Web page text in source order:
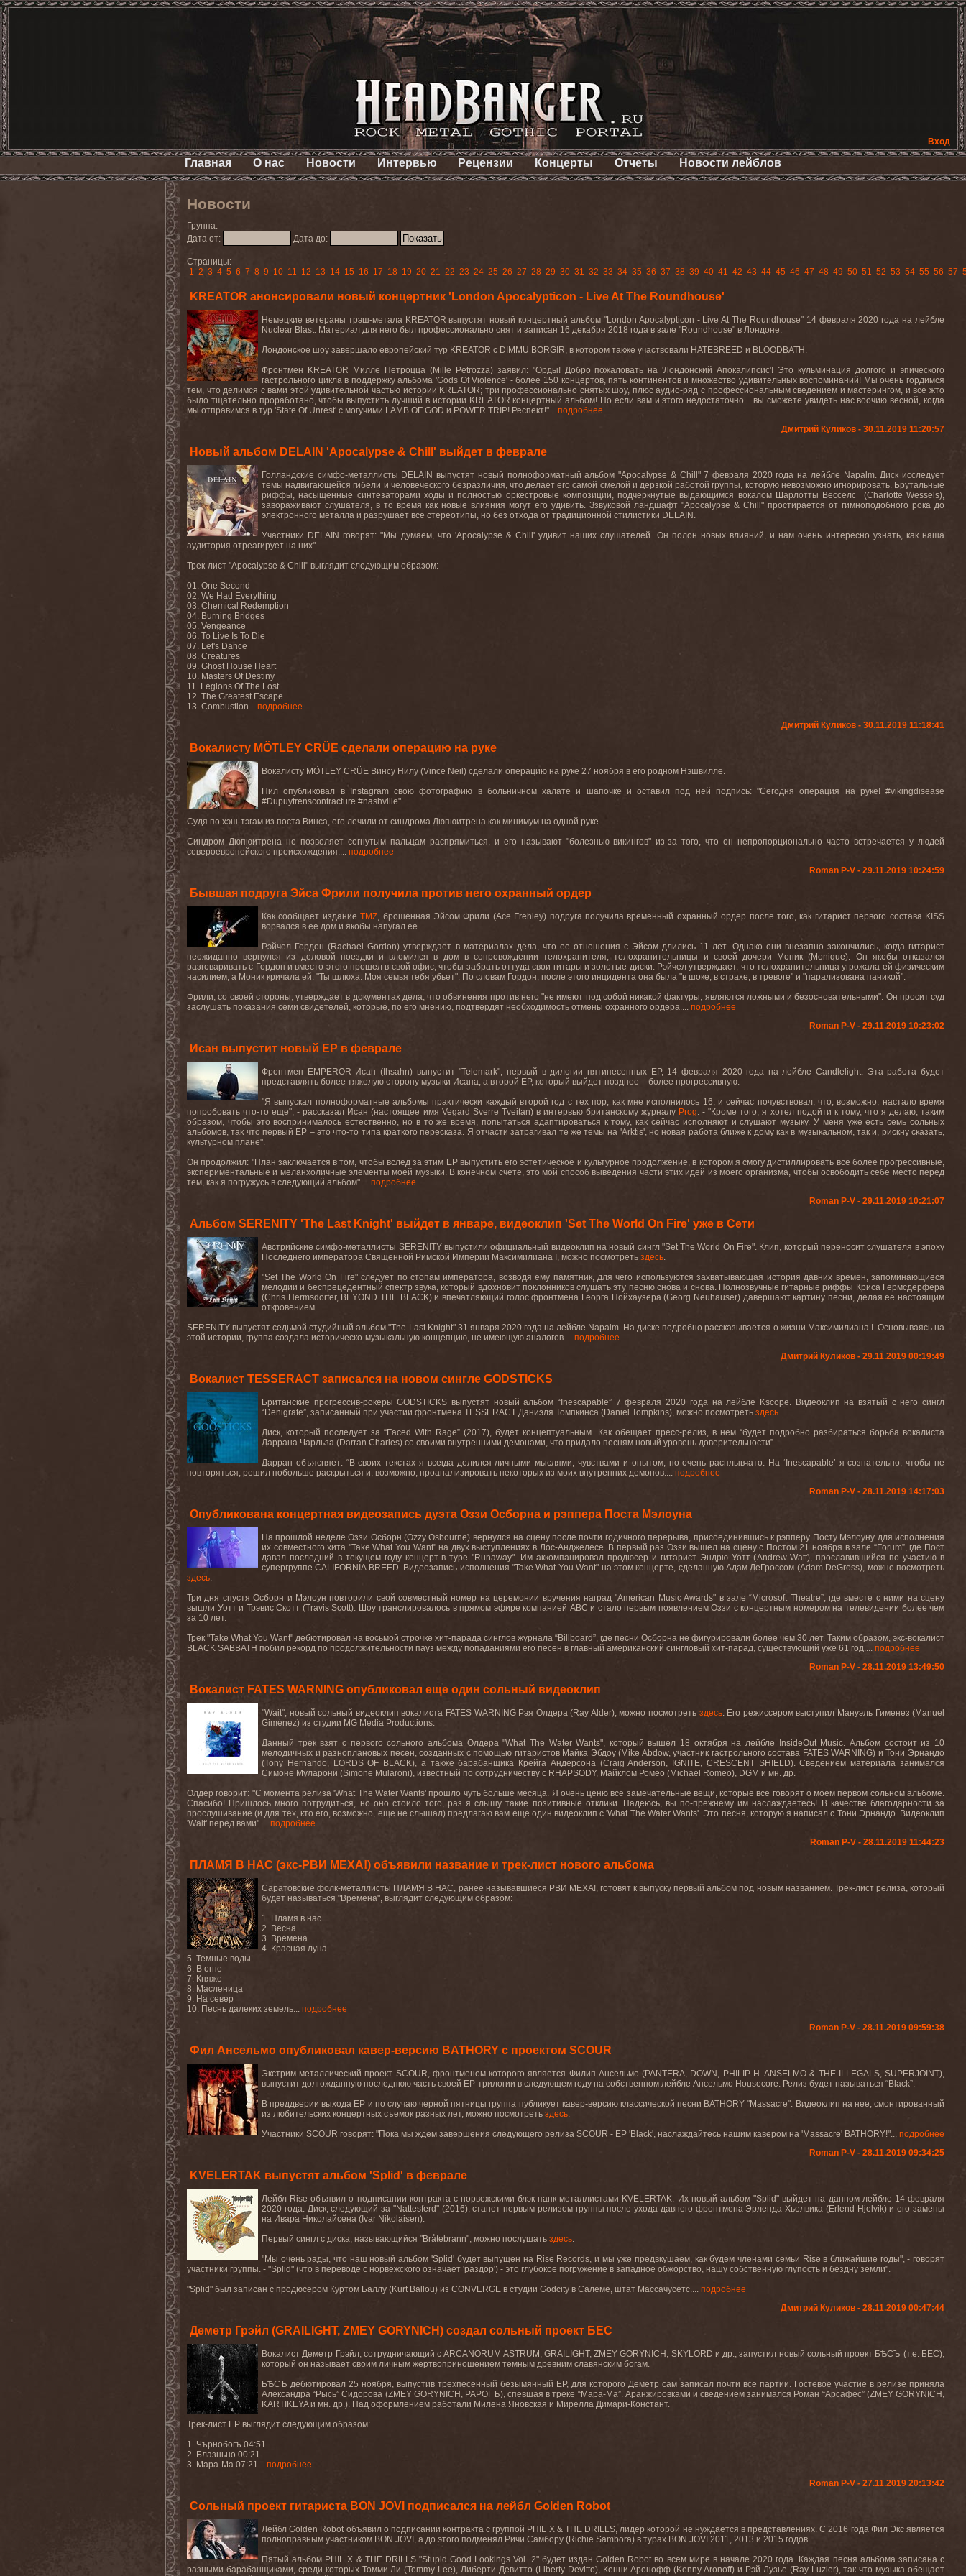
Вход
Главная О нас Новости Интервью Рецензии Концерты Отчеты Новости лейблов
Новости
Группа:
Дата от:
Дата до:
Страницы:
1 2 3 4 5 6 7 8 9 10 11 12 13 14 15 16 17 18 19 20 21 22 23 24 25 26 27 28 29 30 31 32 33 34 35 36 37 38 39 40 41 42 43 44 45 46 47 48 49 50 51 52 53 54 55 56 57
KREATOR анонсировали новый концертник 'London Apocalypticon - Live At The Roundhouse'
Немецкие ветераны трэш-метала KREATOR выпустят новый концертный альбом "London Apocalypticon - Live At The Roundhouse" 14 февраля 2020 года на лейбле
Nuclear Blast. Материал для него был профессионально снят и записан 16 декабря 2018 года в зале "Roundhouse" в Лондоне.
Лондонское шоу завершало eвропейский тур KREATOR с DIMMU BORGIR, в котором также участвовали HATEBREED и BLOODBATH.
Фронтмен KREATOR Милле Петроцца (Mille Petrozza) заявил: "Орды! Добро пожаловать на 'Лондонский Апокалипсис'! Это кульминация долгого и эпического
гастрольного цикла в поддержку альбома 'Gods Of Violence' - более 150 концертов, пять континентов и множество удивительных воспоминаний! Мы очень гордимся
тем, что делимся с вами этой удивительной частью истории KREATOR; три профессионально снятых шоу, плюс аудио-ряд с профессиональным сведением и мастерингом, и все жто
было тщательно проработано, чтобы выпустить лучший в истории KREATOR концертный альбом! Но если вам и этого недостаточно... вы сможете увидеть нас воочию весной, когда
мы отправимся в тур 'State Of Unrest' с могучими LAMB OF GOD и POWER TRIP! Респект!"... подробнее
Дмитрий Куликов - 30.11.2019 11:20:57
Новый альбом DELAIN 'Apocalypse & Chill' выйдет в феврале
Голландские симфо-металлисты DELAIN выпустят новый полноформатный альбом "Apocalypse & Chill" 7 февраля 2020 года на лейбле Napalm. Диск исследует
темы надвигающейся гибели и человеческого безразличия, что делает его самой смелой и дерзкой работой группы, которую невозможно игнорировать. Брутальные
риффы, насыщенные синтезаторами ходы и полностью оркестровые композиции, подчеркнутые выдающимся вокалом Шарлотты Весселс (Charlotte Wessels),
завораживают слушателя, в то время как новые влияния могут его удивить. Ззвуковой ландшафт "Apocalypse & Chill" простирается от гимноподобного рока до
электронного металла и разрушает все стереотипы, но без отхода от традиционной стилистики DELAIN.
Участники DELAIN говорят: "Мы думаем, что 'Apocalypse & Chill' удивит наших слушателей. Он полон новых влияний, и нам очень интересно узнать, как наша
аудитория отреагирует на них".
Трек-лист "Apocalypse & Chill" выглядит следующим образом:
01. One Second
02. We Had Everything
03. Chemical Redemption
04. Burning Bridges
05. Vengeance
06. To Live Is To Die
07. Let's Dance
08. Creatures
09. Ghost House Heart
10. Masters Of Destiny
11. Legions Of The Lost
12. The Greatest Escape
13. Combustion... подробнее
Дмитрий Куликов - 30.11.2019 11:18:41
Вокалисту MÖTLEY CRÜE сделали операцию на руке
Вокалисту MÖTLEY CRÜE Винсу Нилу (Vince Neil ) сделали операцию на руке 27 ноября в его родном Нэшвилле.
Нил опубликовал в
Instagram свою фотографию в больничном халате и шапочке и оставил под ней подпись: "Сегодня операция на руке! #vikingdisease
#Dupuytrenscontracture #nashville"
Судя по хэш-тэгам из поста Винса, его лечили от синдрома Дюпюитрена как минимум на одной руке.
Синдром Дюпюитрена не позволяет согнутым пальцам распрямиться, и его называют "болезнью викингов"из-за того, что он непропорционально часто встречается у людей
североевропейского происхождения.... подробнее
Roman P-V - 29.11.2019 10:24:59
Бывшая подруга Эйса Фрили получила против него охранный ордер
Как сообщает изданиеTMZ, брошенная Эйсом Фрили (Ace Frehley) подруга получила временный охранный ордер после того, как гитарист первого состава KISS
ворвался в ее дом и якобы напугал ее.
Рэйчел Гордон (Rachael Gordon) утверждает в материалах дела, что ее отношения с Эйсом длились 11 лет. Однако они внезапно закончились, когда гитарист
неожиданно вернулся из деловой поездки и вломился в дом в сопровождении телохранителя, телохранительницы и своей дочери Моник (Monique). Он якобы отказался
разговаривать с Гордон и вместо этого прошел в свой офис, чтобы забрать оттуда свои гитары и золотые диски. Рэйчел утверждает, что телохранительница угрожала ей физическим
насилием, а Моник кричала ей: "Ты шлюха. Моя семья тебя убьет". По словам Гордон, после этого инцидента она была "в шоке, в страхе, в тревоге" и "парализована паникой".
Фрили, со своей стороны, утверждает в документах дела, что обвинения против него "не имеют под собой никакой фактуры, являются ложными и безосновательными". Он просит суд
заслушать показания семи свидетелей, которые, по его мнению, подтвердят необходимость отмены охранного ордера.... подробнее
Roman P-V - 29.11.2019 10:23:02
Исан выпустит новый EP в феврале
Фронтмен EMPEROR Исан (Ihsahn) выпустит"Telemark", первый в дилогии пятипесенных EP, 14 февраля 2020 года на лейблеCandlelight. Эта работа будет
представлять более тяжелую сторону музыки Исана, а второй EP, который выйдет позднее – более прогрессивную.
"Я выпускал полноформатные альбомы практически каждый второй год с тех пор, как мне исполнилось 16, и сейчас почувствовал, что, возможно, настало время
попробовать что-то еще", - рассказал Исан (настоящее имя Vegard Sverre Tveitan) в интервью британскому журналу Prog.-"Кроме того, я хотел подойти к тому, что я делаю, таким
образом, чтобы это воспринималось естественно, но в то же время, попытаться адаптироваться к тому, как сейчас исполняют и слушают музыку. У меня уже есть семь сольных
альбомов, так что первый EP – это что-то типа краткого пересказа. Я отчасти затрагивал те же темы на 'Arktis', но новая работа ближе к дому как в музыкальном, так и, рискну сказать,
культурном плане".
Он продолжил: "План заключается в том, чтобы вслед за этим EP выпустить его эстетическое и культурное продолжение, в котором я смогу дистиллировать все более прогрессивные,
экспериментальные и меланхоличные элементы моей музыки. В конечном счете, это мой способ выведения части этих идей из моего организма, чтобы освободить себе место перед
тем, как я погружусь в следующий альбом".... подробнее
Roman P-V - 29.11.2019 10:21:07
Альбом SERENITY 'The Last Knight' выйдет в январе, видеоклип 'Set The World On Fire' уже в Сети
Австрийские симфо-металлисты SERENITY выпустили официальный видеоклип на новый сингл "Set The World On Fire". Клип, который переносит слушателя в эпоху
Последнего императора Священной Римской Империи Максимилиана I, можно посмотреть здесь.
"Set The World On Fire" следует по стопам императора, возводя ему памятник, для чего используются захватывающая история давних времен, запоминающиеся
мелодии и беспрецедентный спектр звука, который вдохновит поклонников слушать эту песню снова и снова. Полнозвучные гитарные риффы Криса Гермсдёрфера
(Chris Hermsdörfer, BEYOND THE BLACK) и впечатляющий голос фронтмена Георга Нойхаузера (Georg Neuhauser) давершают картину песни, делая ее настоящим
откровением.
SERENITY выпустят седьмой студийный альбом "The Last Knight" 31 января 2020 года на лейбле Napalm. На диске подробно рассказывается о жизни Максимилиана I. Основываясь на
этой истории, группа создала историческо-музыкальную концепцию, не имеющую аналогов.... подробнее
Дмитрий Куликов - 29.11.2019 00:19:49
Вокалист TESSERACT записался на новом сингле GODSTICKS
Британские прогрессив-рокерыGODSTICKSвыпустят новый альбом“Inescapable” 7 февраля 2020 года на лейбле Kscope. Видеоклип на взятый с него сингл
“Denigrate”, записанный при участии фронтмена TESSERACT Даниэля Томпкинса (Daniel Tompkins), можно посмотреть здесь.
Диск, который последует за“Faced With Rage” (2017), будет концептуальным. Как обещает пресс-релиз, в нем “будет подробно разбираться борьба вокалиста
Даррана Чарльза (Darran Charles) со своими внутренними демонами, что придало песням новый уровень доверительности”.
Дарран объясняет: “В своих текстах я всегда делился личными мыслями, чувствами и опытом, но очень расплывчато. На ‘Inescapable’ я сознательно, чтобы не
повторяться, решил побольше раскрыться и, возможно, проанализировать некоторых из моих внутренних демонов.... подробнее
Roman P-V - 28.11.2019 14:17:03
Опубликована концертная видеозапись дуэта Оззи Осборна и рэппера Поста Мэлоуна
На прошлой неделе Оззи Осборн (Ozzy Osbourne) вернулся на сцену после почти годичного перерыва, присоединившись к рэпперу Посту Мэлоуну для исполнения
их совместного хита "Take What You Want"на двух выступлениях в Лос-Анджелесе. В первый раз Оззи вышел на сцену с Постом 21 ноября в зале “Forum”, где Пост
давал последний в текущем году концерт в туре "Runaway". Им аккомпанировал продюсер и гитарист Эндрю Уотт (Andrew Watt), прославившийся по участию в
супергруппе CALIFORNIA BREED. Видеозапись исполнения "Take What You Want" на этом концерте, сделанную Адам ДеГроссом (Adam DeGross), можно посмотреть
здесь.
Три дня спустя Осборн и Мэлоун повторили свой совместный номер на церемонии вручения наград"American Music Awards" в зале“Microsoft Theatre”, где вместе с ними на сцену
вышли Уотт и Трэвис Скотт (Travis Scott). Шоу транслировалось в прямом эфире компанией ABCи стало первым появлением Оззи с концертным номером на телевидении более чем
за 10 лет.
Трек "Take What You Want" дебютировал на восьмой строчке хит-парада синглов журнала “Billboard”, где песни Осборна не фигурировали более чем 30 лет. Таким образом, экс-вокалист
BLACK SABBATH побил рекорд по продолжительности пауз между попаданиями его песен в главный американский сингловый хит-парад, существующий уже 61 год.... подробнее
Roman P-V - 28.11.2019 13:49:50
Вокалист FATES WARNING опубликовал еще один сольный видеоклип
"Wait", новый сольный видеоклип вокалиста FATES WARNING Рэя Олдера (Ray Alder), можно посмотреть здесь. Его режиссером выступил Мануэль Гименез (Manuel
Giménez) из студии MG Media Productions.
Данный трек взят с первого сольного альбома Олдера "What The Water Wants", который вышел 18 октября на лейбле InsideOut Music. Альбом состоит из 10
мелодичных и разноплановых песен, созданных с помощью гитаристов Майка Эбдоу (Mike Abdow, участник гастрольного состава FATES WARNING) и Тони Эрнандо
(Tony Hernando, LORDS OF BLACK), а также барабанщика Крейга Андерсона (Craig Anderson, IGNITE, CRESCENT SHIELD). Сведением материала занимался
Симоне Муларони (Simone Mularoni), известный по сотрудничеству с RHAPSODY, Майклом Ромео (Michael Romeo), DGM и мн. др.
Олдер говорит: "С момента релиза'What The Water Wants' прошло чуть больше месяца. Я очень ценю все замечательные вещи, которые все говорят о моем первом сольном альбоме.
Спасибо! Пришлось много потрудиться, но оно стоило того, раз я слышу такие позитивные отклики. Надеюсь, вы по-прежнему им наслаждаетесь! В качестве благодарности за
прослушивание (и для тех, кто его, возможно, еще не слышал) предлагаю вам еще один видеоклип с 'What The Water Wants'. Это песня, которую я написал с Тони Эрнандо. Видеоклип
'Wait' перед вами".... подробнее
Roman P-V - 28.11.2019 11:44:23
ПЛАМЯ В НАС (экс-РВИ МЕХА!) объявили название и трек-лист нового альбома
Саратовские фолк-металлисты ПЛАМЯ В НАС, ранее называвшиеся РВИ МЕХА!, готовят к выпуску первый альбом под новым названием. Трек-лист релиза, который
будет называться "Времена", выглядит следующим образом:
1. Пламя в нас
2. Весна
3. Времена
4. Красная луна
5. Темные воды
6. В огне
7. Княже
8. Масленица
9. На север
10. Песнь далеких земель... подробнее
Roman P-V - 28.11.2019 09:59:38
Фил Ансельмо опубликовал кавер-версию BATHORY с проектом SCOUR
Экстрим-металлический проект SCOUR, фронтменом которого является Филип Ансельмо (PANTERA, DOWN, PHILIP H. ANSELMO & THE ILLEGALS, SUPERJOINT),
выпустит долгожданную последнюю часть своей EP-трилогии в следующем году на собственном лейбле Ансельмо Housecore. Релиз будет называться “Black”.
В преддверии выхода EP и по случаю черной пятницы группа публикует кавер-версию классической песни BATHORY "Massacre". Видеоклип на нее, смонтированный
из любительских концертных съемок разных лет, можно посмотреть здесь.
Участники SCOUR говорят: "Пока мы ждем завершения следующего релиза SCOUR - EP 'Black', наслаждайтесь нашим кавером на 'Massacre' BATHORY!"... подробнее
Roman P-V - 28.11.2019 09:34:25
KVELERTAK выпустят альбом 'Splid' в феврале
Лейбл Rise объявил о подписании контракта с норвежскими блэк-панк-металлистами KVELERTAK. Их новый альбом "Splid" выйдет на данном лейбле 14 февраля
2020 года. Диск, следующий за "Nattesferd" (2016), станет первым релизом группы после ухода давнего фронтмена Эрленда Хьелвика (Erlend Hjelvik) и его замены
на Ивара Николайсена (Ivar Nikolaisen).
Первый сингл с диска, называющийся "Bråtebrann", можно послушать здесь.
"Мы очень рады, что наш новый альбом 'Splid' будет выпущен на Rise Records, и мы уже предвкушаем, как будем членами семьи Rise в ближайшие годы", - говорят
участники группы. - "Splid" (что в переводе с норвежского означает 'раздор') - это глубокое погружение в западное обжорство, нашу собственную глупость и бездну земли".
"Splid" был записан с продюсером Куртом Баллу (Kurt Ballou) из CONVERGE в студии Godcity в Салеме, штат Массачусетс.... подробнее
Дмитрий Куликов - 28.11.2019 00:47:44
Деметр Грэйл (GRAILIGHT, ZMEY GORYNICH) создал сольный проект БЕС
Вокалист Деметр Грэйл, сотрудничающий с ARCANORUM ASTRUM, GRAILIGHT, ZMEY GORYNICH, SKYLORD и др., запустил новый сольный проект БѢСЪ (т.е. БЕС),
который он называет своим личным жертвоприношением темным древним славянским богам.
БѢСЪ дебютировал 25 ноября, выпустив трехпесенный безымянный EP, для которого Деметр сам записал почти все партии. Гостевое участие в релизе приняла
Александра “Рысь” Сидорова (ZMEY GORYNICH, РАРОГЪ), спевшая в треке “Мара-Ма”. Аранжировками и сведением занимался Роман “Арсафес” (ZMEY GORYNICH,
KARTIKEYA и мн. др.). Над оформлением работали Милена Яновская и Мирелла Димари-Констант.
Трек-лист EP выглядит следующим образом:
1. Чърнобогъ 04:51
2. Блазньно 00:21
3. Мара-Ма 07:21... подробнее
Roman P-V - 27.11.2019 20:13:42
Сольный проект гитариста BON JOVI подписался на лейбл Golden Robot
ЛейблGolden Robot объявил о подписании контракта с группой PHIL X & THE DRILLS, лидер которой не нуждается в представлениях. С 2016 года Фил Экс является
полноправным участником BON JOVI , а до этого подменял Ричи Самбору (Richie Sambora) в турах BON JOVI 2011, 2013 и 2015 годов.
Пятый альбом PHIL X & THE DRILLS "Stupid Good Lookings Vol. 2"будет изданGolden Robotво всем мире в начале2020 года. Каждая песня альбома записана с
разными барабанщиками, среди которых Томми Ли (Tommy Lee), Либерти Девитто (Liberty Devitto), Кенни Аронофф (Kenny Aronoff) и Рэй Лузье (Ray Luzier), так что музыка обещает